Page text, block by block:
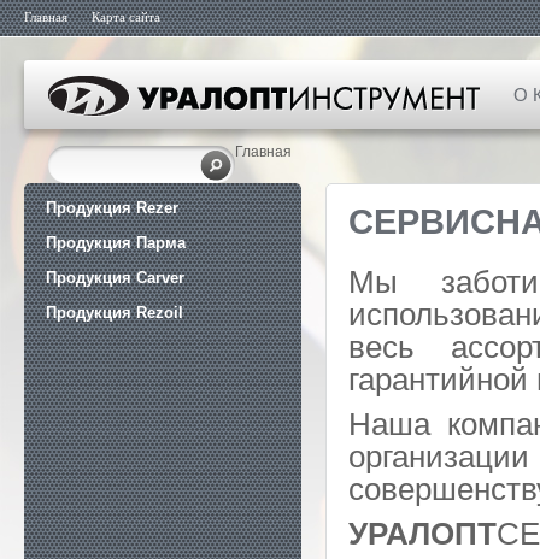
Главная Карта сайта
О
Главная
Продукция Rezer
Продукция Парма
Продукция Carver
Продукция Rezoil
Мы
весь
Наша
УРАЛОПТ